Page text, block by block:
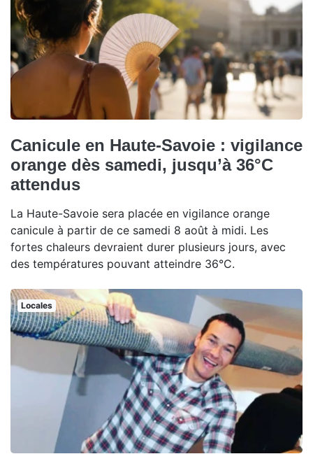
Canicule en Haute-Savoie : vigilance
orange dès samedi, jusqu’à 36°C
attendus
La Haute-Savoie sera placée en vigilance orange
canicule à partir de ce samedi 8 août à midi. Les
fortes chaleurs devraient durer plusieurs jours, avec
des températures pouvant atteindre 36°C.
Locales